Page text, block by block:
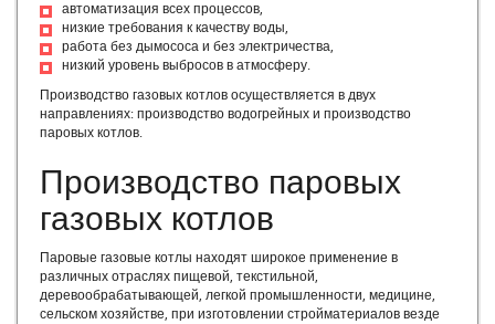
Нагрузка котла и ее влияние на КПД
Общие принципы, делающие конструкцию котла экономичной
и надежной
Процесс горения
Топливо для отопительных и производственных котельных и
Механизмы образования накипи. Эксплуатации котла в
случае отсутствия водоподготовки
Котел для бетона
Парогенератор пищевой
Парогенератор 300 кг в час
автоматизация всех процессов,
низкие требования к качеству воды,
работа без дымососа и без электричества,
низкий уровень выбросов в атмосферу.
Производство газовых котлов осуществляется в двух
направлениях: производство водогрейных и производство
паровых котлов.
Производство паровых
газовых котлов
Паровые газовые котлы находят широкое применение в
различных отраслях пищевой, текстильной,
деревообрабатывающей, легкой промышленности, медицине,
сельском хозяйстве, при изготовлении стройматериалов везде